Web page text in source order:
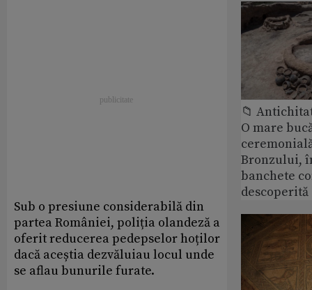
Sub o presiune considerabilă din
partea României, poliția olandeză a
oferit reducerea pedepselor hoților
dacă aceștia dezvăluiau locul unde
se aflau bunurile furate.
📁
O mare
Bronzului,
banchete